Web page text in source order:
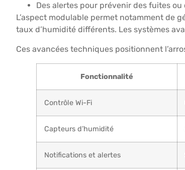
Des alertes pour prévenir des fuites
L’aspect modulable permet notamment de
taux d’humidité différents. Les systèmes
Ces avancées techniques positionnent
Fonctionnalité
Contrôle Wi-Fi
Capteurs d’humidité
Notifications et alertes